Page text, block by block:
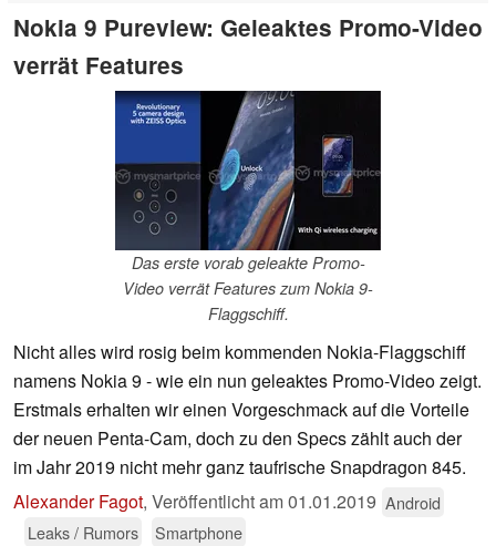
Nokia 9 Pureview: Geleaktes Promo-Video
verrät Features
Das erste vorab geleakte Promo-
Video verrät Features zum Nokia 9-
Flaggschiff.
Nicht alles wird rosig beim kommenden Nokia-Flaggschiff
namens Nokia 9 - wie ein nun geleaktes Promo-Video zeigt.
Erstmals erhalten wir einen Vorgeschmack auf die Vorteile
der neuen Penta-Cam, doch zu den Specs zählt auch der
im Jahr 2019 nicht mehr ganz taufrische Snapdragon 845.
Alexander Fagot, Veröffentlicht am01.01.2019 Android
Leaks / Rumors
Smartphone